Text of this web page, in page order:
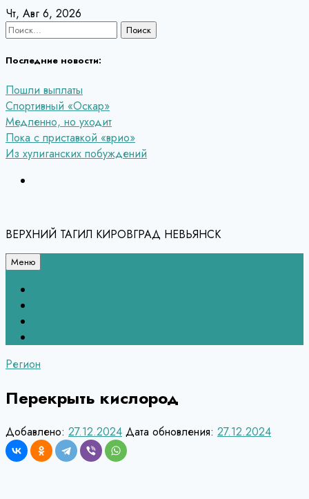
Перейти
к
Чт, Авг 6, 2026
Найти:
Последние новости:
Пошли выплаты
Спортивный «Оскар»
Медленно, но уходит
Пока с приставкой «врио»
Из хулиганских побуждений
ВЕРХНИЙ ТАГИЛ КИРОВГРАД НЕВЬЯНСК
Меню
Регион
Перекрыть кислород
Добавлено: 27.12.2024 Дата обновления: 27.12.2024